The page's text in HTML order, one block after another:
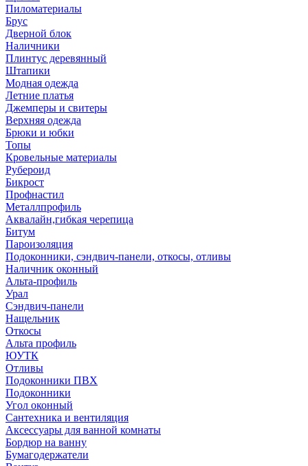
Пиломатериалы
Брус
Дверной блок
Наличники
Плинтус деревянный
Штапики
Модная одежда
Летние платья
Джемперы и свитеры
Верхняя одежда
Брюки и юбки
Топы
Кровельные материалы
Рубероид
Бикрост
Профнастил
Металлпрофиль
Аквалайн,гибкая черепица
Битум
Пароизоляция
Подоконники, сэндвич-панели, откосы, отливы
Наличник оконный
Альта-профиль
Урал
Сэндвич-панели
Нащельник
Откосы
Альта профиль
ЮУТК
Отливы
Подоконники ПВХ
Подоконники
Угол оконный
Сантехника и вентиляция
Аксессуары для ванной комнаты
Бордюр на ванну
Бумагодержатели